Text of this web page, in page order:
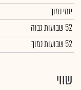
יומי נמוך
52 שבועות גבוה
52 שבועות נמוך
שווי